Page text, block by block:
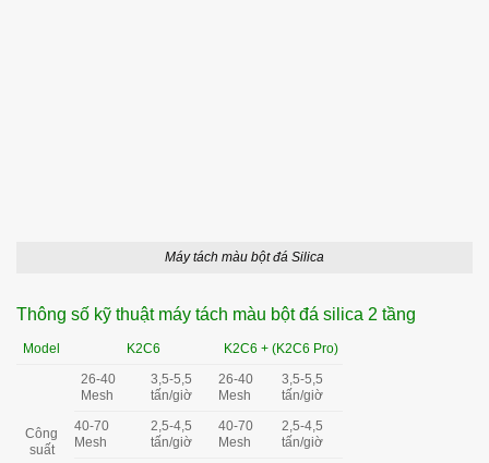
Máy tách màu bột đá Silica
Thông số kỹ thuật máy tách màu bột đá silica 2 tầng
Model K2C6 K2C6 + (K2C6 Pro)
Công
suất
26-40
Mesh
3,5-5,5
tấn/giờ
26-40
Mesh
3,5-5,5
tấn/giờ
40-70
Mesh
2,5-4,5
tấn/giờ
40-70
Mesh
2,5-4,5
tấn/giờ